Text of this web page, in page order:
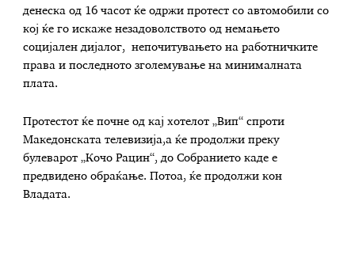
денеска од 16 часот ќе одржи протест со автомобили со
кој ќе го искаже незадоволството од немањето
социјален дијалог, непочитувањето на работничките
права и последното зголемување на минималната
плата.
Протестот ќе почне од кај хотелот „Вип“ спроти
Македонската телевизија,а ќе продолжи преку
булеварот „Кочо Рацин“, до Собранието каде е
предвидено обраќање. Потоа, ќе продолжи кон
Владата.